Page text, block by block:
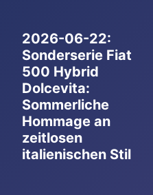
2026-06-22:
Sonderserie Fiat
500 Hybrid
Dolcevita:
Sommerliche
Hommage an
zeitlosen
italienischen Stil